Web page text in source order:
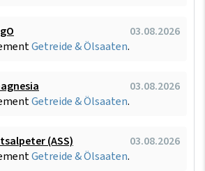
03.08.2026
Getreide & Ölsaaten.
03.08.2026
Getreide & Ölsaaten.
(ASS)
03.08.2026
Getreide & Ölsaaten.